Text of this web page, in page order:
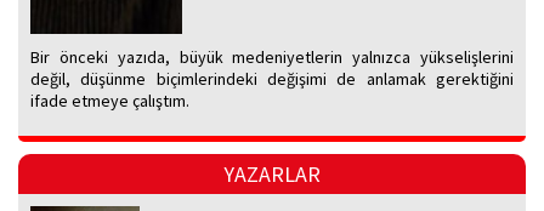
Bir önceki yazıda, büyük medeniyetlerin yalnızca yükselişlerini
değil, düşünme biçimlerindeki değişimi de anlamak gerektiğini
ifade etmeye çalıştım.
YAZARLAR